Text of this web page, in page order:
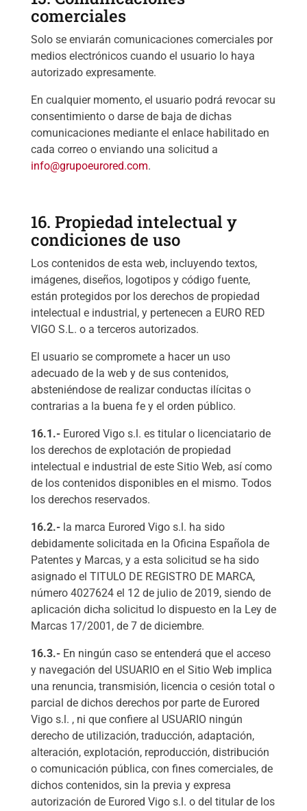
comerciales
Solo se enviarán comunicaciones comerciales por
medios electrónicos cuando el usuario lo haya
autorizado expresamente.
En cualquier momento, el usuario podrá revocar su
consentimiento o darse de baja de dichas
comunicaciones mediante el enlace habilitado en
cada correo o enviando una solicitud a
info@grupoeurored.com.
16. Propiedad intelectual y
condiciones de uso
Los contenidos de esta web, incluyendo textos,
imágenes, diseños, logotipos y código fuente,
están protegidos por los derechos de propiedad
intelectual e industrial, y pertenecen a EURO RED
VIGO S.L. o a terceros autorizados.
El usuario se compromete a hacer un uso
adecuado de la web y de sus contenidos,
absteniéndose de realizar conductas ilícitas o
contrarias a la buena fe y el orden público.
16.1.-Eurored Vigo s.l. es titular o licenciatario de
los derechos de explotación de propiedad
intelectual e industrial de este Sitio Web, así como
de los contenidos disponibles en el mismo. Todos
los derechos reservados.
16.2.-la marca Eurored Vigo s.l. ha sido
debidamente solicitada en la Oficina Española de
Patentes y Marcas, y a esta solicitud se ha sido
asignado el TITULO DE REGISTRO DE MARCA,
número 4027624 el 12 de julio de 2019, siendo de
aplicación dicha solicitud lo dispuesto en la Ley de
Marcas 17/2001, de 7 de diciembre.
16.3.-En ningún caso se entenderá que el acceso
y navegación del USUARIO en el Sitio Web implica
una renuncia, transmisión, licencia o cesión total o
parcial de dichos derechos por parte de Eurored
Vigo s.l. , ni que confiere al USUARIO ningún
derecho de utilización, traducción, adaptación,
alteración, explotación, reproducción, distribución
o comunicación pública, con fines comerciales, de
dichos contenidos, sin la previa y expresa
autorización de Eurored Vigo s.l. o del titular de los